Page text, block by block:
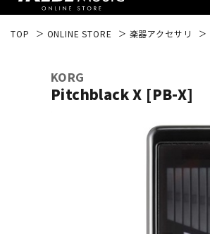
キーボード
TOP ONLINE STORE 楽器アクセサリ
KORG
Pitchblack X [PB-X]